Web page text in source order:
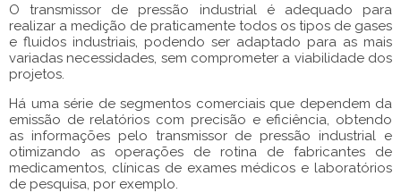
Otransmissor de pressão industrial é adequado para
realizar a medição de praticamente todos os tipos de gases
e fluidos industriais, podendo ser adaptado para as mais
variadas necessidades, sem comprometer a viabilidade dos
projetos.
Há uma série de segmentos comerciais que dependem da
emissão de relatórios com precisão e eficiência, obtendo
as informações pelo transmissor de pressão industrial
e
otimizando as operações de rotina de fabricantes de
medicamentos, clínicas de exames médicos e laboratórios
de pesquisa, por exemplo.